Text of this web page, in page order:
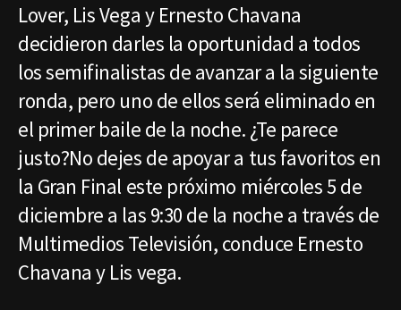
Lover, Lis Vega y Ernesto Chavana
decidieron darles la oportunidad a todos
los semifinalistas de avanzar a la siguiente
ronda, pero uno de ellos será eliminado en
el primer baile de la noche. ¿Te parece
justo?No dejes de apoyar a tus favoritos en
la Gran Final este próximo miércoles 5 de
diciembre a las 9:30 de la noche a través de
Multimedios Televisión, conduce Ernesto
Chavana y Lis vega.